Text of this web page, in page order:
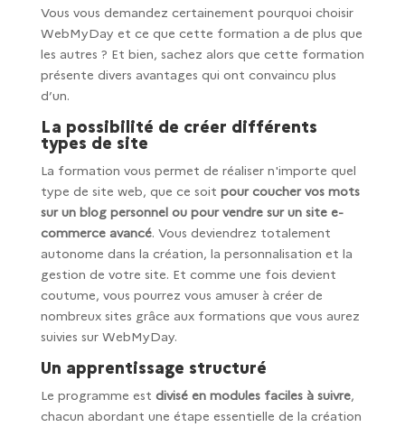
Vous vous demandez certainement pourquoi choisir
WebMyDay et ce que cette formation a de plus que
les autres ? Et bien, sachez alors que cette formation
présente divers avantages qui ont convaincu plus
d’un.
La possibilité de créer différents
types de site
La formation vous permet de réaliser n'importe quel
type de site web, que ce soit pour coucher vos mots
sur un blog personnel ou pour vendre sur un site e-
commerce avancé. Vous deviendrez totalement
autonome dans la création, la personnalisation et la
gestion de votre site. Et comme une fois devient
coutume, vous pourrez vous amuser à créer de
nombreux sites grâce aux formations que vous aurez
suivies sur WebMyDay.
Un apprentissage structuré
Le programme est divisé en modules faciles à suivre,
chacun abordant une étape essentielle de la création